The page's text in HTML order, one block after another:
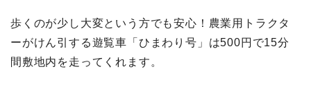
歩くのが少し大変という方でも安心！農業用トラクタ
ーがけん引する遊覧車「ひまわり号」は500円で15分
間敷地内を走ってくれます。